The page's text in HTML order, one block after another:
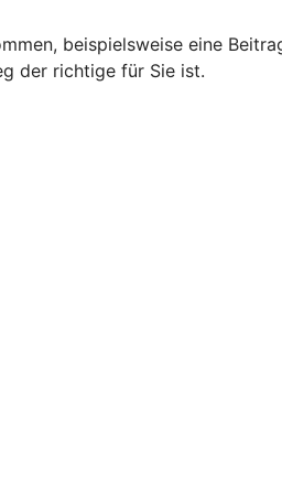
beispielsweise eine
der richtige für Sie ist.